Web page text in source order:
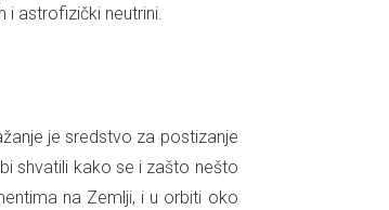
i astrofizički neutrini.
je sredstvo za postizanje
shvatili kako se i zašto nešto
na Zemlji, i u orbiti oko